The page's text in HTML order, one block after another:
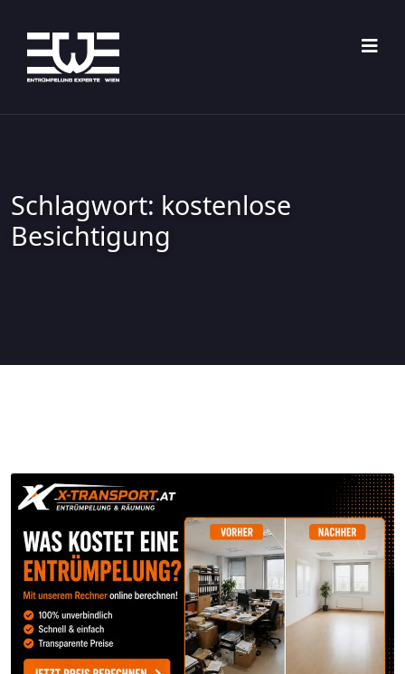
content
Schlagwort: kostenlose
Besichtigung